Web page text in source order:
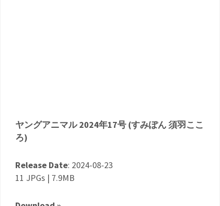
ヤングアニマル 2024年17号 (すみぽん 須羽ここ
ろ)
Release Date: 2024-08-23
11 JPGs | 7.9MB